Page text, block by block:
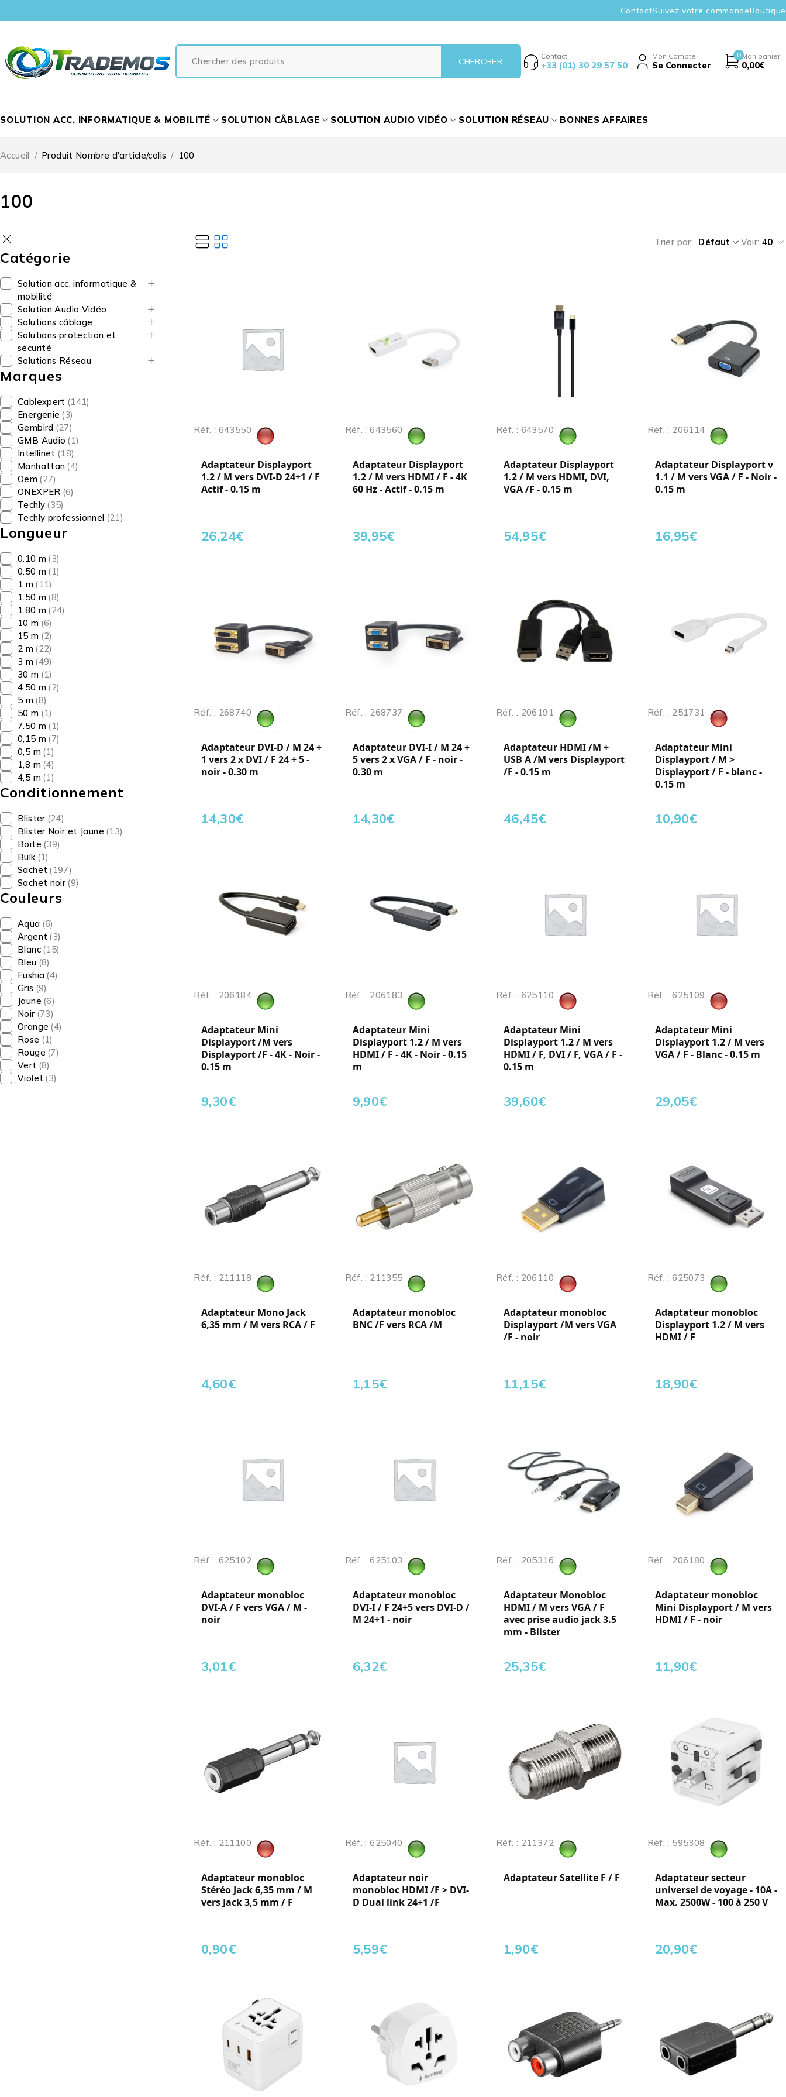
ContactSuivez votre commandeBoutique
Contact
+33 (01) 30 29 57 50
Mon Compte
Se Connecter
0 Mon panier
0,00€
SOLUTION ACC. INFORMATIQUE & MOBILITÉ SOLUTION CÂBLAGE SOLUTION AUDIO VIDÉO SOLUTION RÉSEAU BONNES AFFAIRES
100
Accueil / Produit Nombre d'article/colis / 100
Catégorie
Solution acc. informatique &
mobilité
Solution Audio Vidéo
Solutions câblage
Solutions protection et
sécurité
Solutions Réseau
Marques
Cablexpert (141)
Energenie (3)
Gembird (27)
GMB Audio (1)
Intellinet (18)
Manhattan (4)
Oem (27)
ONEXPER (6)
Techly (35)
Techly professionnel (21)
Longueur
0.10 m (3)
0.50 m (1)
1 m (11)
1.50 m (8)
1.80 m (24)
10 m (6)
15 m (2)
2 m (22)
3 m (49)
30 m (1)
4.50 m (2)
5 m (8)
50 m (1)
7.50 m (1)
0,15 m (7)
0,5 m (1)
1,8 m (4)
4,5 m (1)
Conditionnement
Blister (24)
Blister Noir et Jaune (13)
Boite (39)
Bulk (1)
Sachet (197)
Sachet noir (9)
Couleurs
Aqua (6)
Argent (3)
Blanc (15)
Bleu (8)
Fushia (4)
Gris (9)
Jaune (6)
Noir (73)
Orange (4)
Rose (1)
Rouge (7)
Vert (8)
Violet (3)
Trier par Défaut Voir: 40
Réf. : 643550
Adaptateur Displayport
1.2 / M vers DVI-D 24+1 / F
Actif - 0.15 m
26,24€
Réf. : 643560
Adaptateur Displayport
1.2 / M vers HDMI / F - 4K
60 Hz - Actif - 0.15 m
39,95€
Réf. : 643570
Adaptateur Displayport
1.2 / M vers HDMI, DVI,
VGA /F - 0.15 m
54,95€
Réf. : 206114
Adaptateur Displayport v
1.1 / M vers VGA / F - Noir -
0.15 m
16,95€
Réf. : 268740
Adaptateur DVI-D / M 24 +
1 vers 2 x DVI / F 24 + 5 -
noir - 0.30 m
14,30€
Réf. : 268737
Adaptateur DVI-I / M 24 +
5 vers 2 x VGA / F - noir -
0.30 m
14,30€
Réf. : 206191
Adaptateur HDMI /M +
USB A /M vers Displayport
/F - 0.15 m
46,45€
Réf. : 251731
Adaptateur Mini
Displayport / M >
Displayport / F - blanc -
0.15 m
10,90€
Réf. : 206184
Adaptateur Mini
Displayport /M vers
Displayport /F - 4K - Noir -
0.15 m
9,30€
Réf. : 206183
Adaptateur Mini
Displayport 1.2 / M vers
HDMI / F - 4K - Noir - 0.15
m
9,90€
Réf. : 625110
Adaptateur Mini
Displayport 1.2 / M vers
HDMI / F, DVI / F, VGA / F -
0.15 m
39,60€
Réf. : 625109
Adaptateur Mini
Displayport 1.2 / M vers
VGA / F - Blanc - 0.15 m
29,05€
Réf. : 211118
Adaptateur Mono Jack
6,35 mm / M vers RCA / F
4,60€
Réf. : 211355
Adaptateur monobloc
BNC /F vers RCA /M
1,15€
Réf. : 206110
Adaptateur monobloc
Displayport /M vers VGA
/F - noir
11,15€
Réf. : 625073
Adaptateur monobloc
Displayport 1.2 / M vers
HDMI / F
18,90€
Réf. : 625102
Adaptateur monobloc
DVI-A / F vers VGA / M -
noir
3,01€
Réf. : 625103
Adaptateur monobloc
DVI-I / F 24+5 vers DVI-D /
M 24+1 - noir
6,32€
Réf. : 205316
Adaptateur Monobloc
HDMI / M vers VGA / F
avec prise audio jack 3.5
mm - Blister
25,35€
Réf. : 206180
Adaptateur monobloc
Mini Displayport / M vers
HDMI / F - noir
11,90€
Réf. : 211100
Adaptateur monobloc
Stéréo Jack 6,35 mm / M
vers Jack 3,5 mm / F
0,90€
Réf. : 625040
Adaptateur noir
monobloc HDMI /F > DVI-
D Dual link 24+1 /F
5,59€
Réf. : 211372
Adaptateur Satellite F / F
1,90€
Réf. : 595308
Adaptateur secteur
universel de voyage - 10A -
Max. 2500W - 100 à 250 V
20,90€